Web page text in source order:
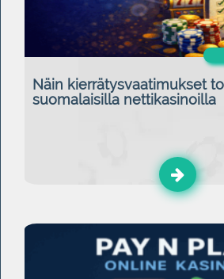
Näin kierrätysvaatimukset
suomalaisilla nettikasinoilla